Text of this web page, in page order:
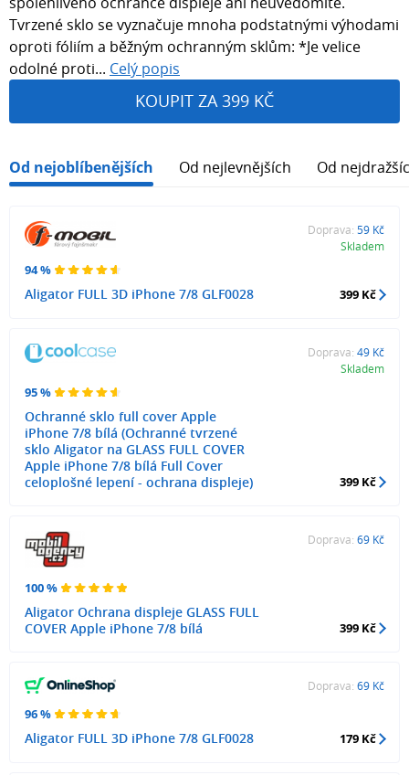
Tvrzené sklo se vyznačuje mnoha podstatnými výhodami
oproti fóliím a běžným ochranným sklům: *Je velice
odolné proti... Celý popis
KOUPIT ZA 399 KČ
Od nejoblíbenějších Od nejlevnějších Od
94 %
Aligator FULL 3D iPhone 7/8 GLF0028
Doprava: 59 Kč
Skladem
399 Kč
95 %
Ochranné sklo full cover Apple
iPhone 7/8 bílá (Ochranné tvrzené
sklo Aligator na GLASS FULL COVER
Apple iPhone 7/8 bílá Full Cover
celoplošné lepení - ochrana displeje)
Doprava: 49 Kč
Skladem
399 Kč
100 %
Aligator Ochrana displeje GLASS FULL
COVER Apple iPhone 7/8 bílá
Doprava: 69 Kč
399 Kč
96 %
Aligator FULL 3D iPhone 7/8 GLF0028
Doprava: 69 Kč
179 Kč